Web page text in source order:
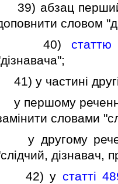
39) абзац
словом
40)
41) у частинi
у першому реченнi
словами
у другому
дiзнавач,
42) у статтi